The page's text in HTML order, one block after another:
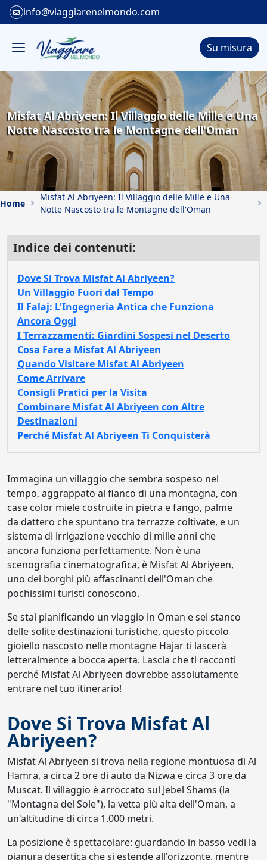
info@viaggiarenelmondo.com
Su misura
Misfat Al Abriyeen: Il Villaggio delle Mille e Una
Notte Nascosto tra le Montagne dell'Oman
Home
Misfat Al Abriyeen: Il Villaggio delle Mille e Una
Notte Nascosto tra le Montagne dell'Oman
Indice dei contenuti:
Dove Si Trova Misfat Al Abriyeen?
Un Villaggio Fuori dal Tempo
Il Falaj: L'Ingegneria Antica che Funziona
Ancora Oggi
I Terrazzamenti: Giardini Sospesi nel Deserto
Cosa Fare a Misfat Al Abriyeen
Quando Visitare Misfat Al Abriyeen
Come Arrivare
Consigli Pratici per la Visita
Combinare Misfat Al Abriyeen con Altre
Destinazioni
Perché Misfat Al Abriyeen Ti Conquisterà
Immagina un villaggio che sembra sospeso nel
tempo, aggrappato al fianco di una montagna, con
case color miele costruite in pietra e fango, palme
da dattero che spuntano tra terrazze coltivate, e un
sistema di irrigazione vecchio di mille anni che
ancora funziona perfettamente. Non è una
scenografia cinematografica, è Misfat Al Abriyeen,
uno dei borghi più affascinanti dell'Oman che
pochissimi turisti conoscono.
Se stai pianificando un viaggio in Oman e sei stanco
delle solite destinazioni turistiche, questo piccolo
gioiello nascosto nelle montagne Hajar ti lascerà
letteralmente a bocca aperta. Lascia che ti racconti
perché Misfat Al Abriyeen dovrebbe assolutamente
entrare nel tuo itinerario!
Dove Si Trova Misfat Al
Abriyeen?
Misfat Al Abriyeen si trova nella regione montuosa di Al
Hamra, a circa 2 ore di auto da Nizwa e circa 3 ore da
Muscat. Il villaggio è arroccato sul Jebel Shams (la
"Montagna del Sole"), la vetta più alta dell'Oman, a
un'altitudine di circa 1.000 metri.
La posizione è spettacolare: guardando in basso vedi la
pianura desertica che si estende all'orizzonte, mentre